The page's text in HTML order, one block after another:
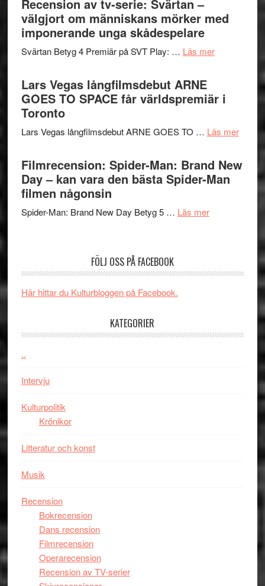
och
en
i
valet
synas
kan
Recension av tv-serie: Svärtan –
välgjort om människans mörker med
imponerande unga skådespelare
Svärtan Betyg 4 Premiär på SVT Play: … Läs merom
tv-
serie:
–
om
människans
Lars Vegas långfilmsdebut ARNE
GOES TO SPACE får världspremiär i
Toronto
Lars Vegas långfilmsdebut ARNE GOES TO … Läs merom
i
Filmrecension: Spider-Man: Brand New
Day – kan vara den bästa Spider-Man
filmen någonsin
Spider-Man: Brand New Day Betyg 5 … Läs merom
vara
FÖLJ OSS PÅ FACEBOOK
Här hittar du Kulturbloggen på Facebook.
KATEGORIER
..
Intervju
Kulturpolitik
Krönikor
Litteratur och konst
Musik
Recension
Bokrecension
Dans recension
Filmrecension
Operarecension
Recension av TV-serier